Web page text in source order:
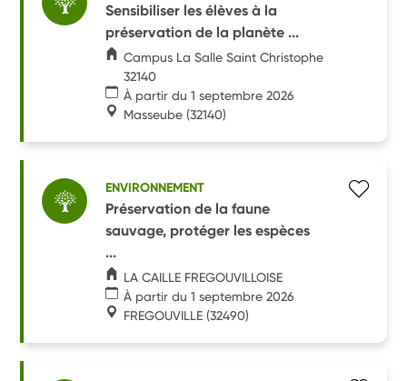
Sensibiliser les élèves à la
préservation de la planète ...
Campus La Salle Saint Christophe
32140
À partir du 1 septembre 2026
Masseube (32140)
ENVIRONNEMENT
Préservation de la faune
sauvage, protéger les espèces
...
LA CAILLE FREGOUVILLOISE
À partir du 1 septembre 2026
FREGOUVILLE (32490)